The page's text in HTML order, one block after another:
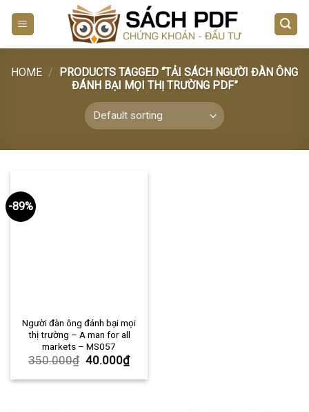
HOME /
PRODUCTS TAGGED “TẢI SÁCH NGƯỜI ĐÀN ÔNG
ĐÁNH BẠI MỌI THỊ TRƯỜNG PDF”
-89%
Người đàn ông đánh bại mọi
thị trường – A man for all
markets – MS057
350.000₫ 40.000₫